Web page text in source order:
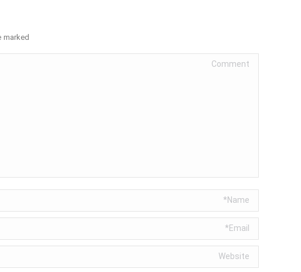
marked
Comment
Name *
Email *
Website